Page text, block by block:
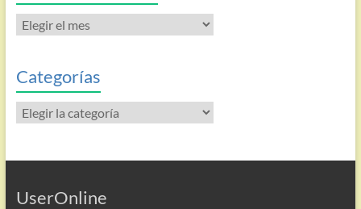
Todas
las
Categorías
Categorías
UserOnline